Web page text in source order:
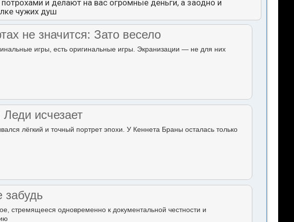
и делают на вас огромные деньги, а заодно и
чужих душ
не значится: Зато весело
игры, есть оригинальные игры. Экранизации — не для них
исчезает
лёгкий и точный портрет эпохи. У Кеннета Браны осталась только
стремящееся одновременно к документальной честности и